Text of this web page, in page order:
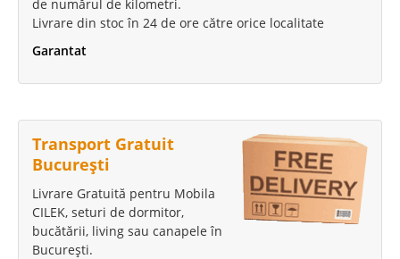
de numărul de kilometri.
Livrare din stoc în 24 de ore către orice localitate
Garantat
Transport Gratuit
București
Livrare Gratuită pentru Mobila
CILEK, seturi de dormitor,
bucătării, living sau canapele în
București.